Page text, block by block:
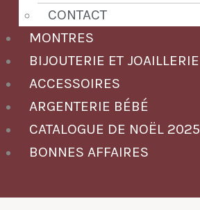
CONTACT
MONTRES
BIJOUTERIE ET JOAILLERIE
ACCESSOIRES
ARGENTERIE BÉBÉ
CATALOGUE DE NOËL 2025
BONNES AFFAIRES